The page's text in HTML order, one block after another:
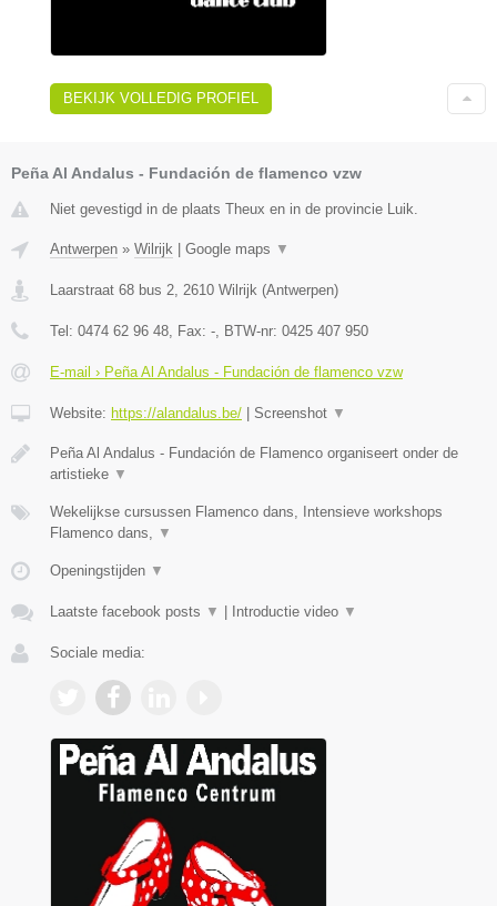
BEKIJK VOLLEDIG PROFIEL
Peña Al Andalus - Fundación de flamenco vzw
Niet gevestigd in de plaats Theux en in de provincie Luik.
Antwerpen » Wilrijk | Google maps ▼
Laarstraat 68 bus 2 2610 Wilrijk (Antwerpen)
Tel: 0474 62 96 48 , Fax: - , BTW-nr: 0425 407 950
E-mail › Peña Al Andalus - Fundación de flamenco vzw
Website: https://alandalus.be/ | Screenshot ▼
Peña Al Andalus - Fundación de Flamenco organiseert onder de
artistieke ▼
Wekelijkse cursussen Flamenco dans, Intensieve workshops
Flamenco dans,
▼
Openingstijden ▼
Laatste facebook posts ▼ | Introductie video ▼
Sociale media: